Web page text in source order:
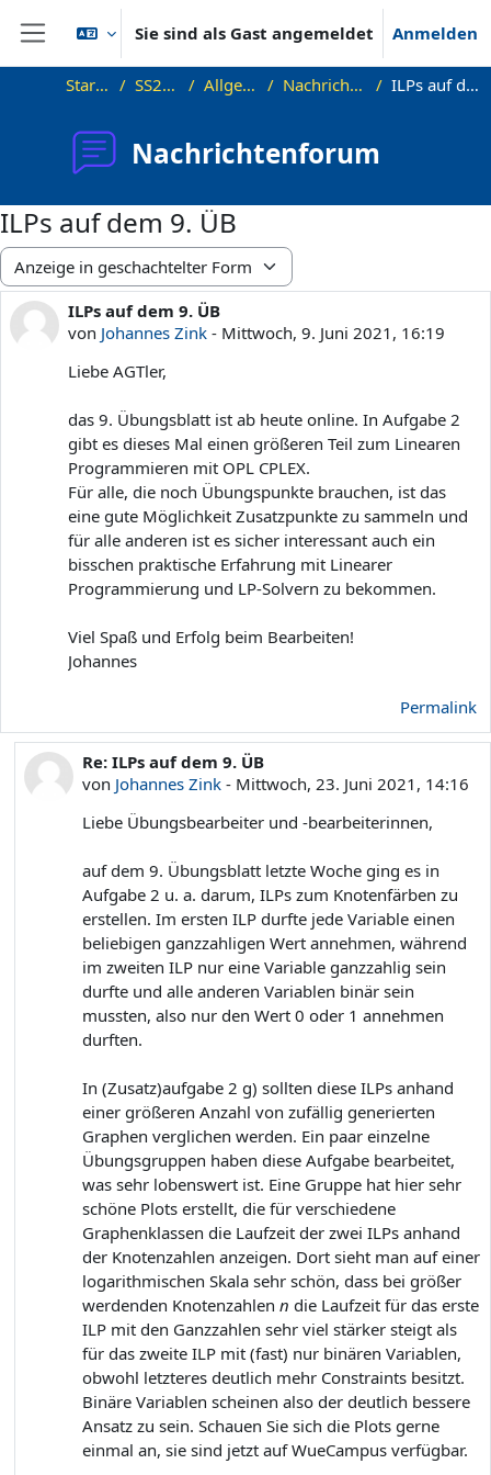
Zum Hauptinhalt
Website-Übersicht
Sie sind als Gast angemeldet Anmelden
Startseite SS21_AGT Allgemeines Nachrichtenforum ILPs auf dem 9. ÜB
Nachrichtenforum
ILPs auf dem 9. ÜB
Anzeigemodus
ILPs auf dem 9. ÜB
von Johannes Zink - Mittwoch, 9. Juni 2021, 16:19
Anzahl Antworten: 1
Liebe AGTler,
das 9. Übungsblatt ist ab heute online. In Aufgabe 2
gibt es dieses Mal einen größeren Teil zum Linearen
Programmieren mit OPL CPLEX.
Für alle, die noch Übungspunkte brauchen, ist das
eine gute Möglichkeit Zusatzpunkte zu sammeln und
für alle anderen ist es sicher interessant auch ein
bisschen praktische Erfahrung mit Linearer
Programmierung und LP-Solvern zu bekommen.
Viel Spaß und Erfolg beim Bearbeiten!
Johannes
Permalink
Als Antwort auf Johannes Zink
Re: ILPs auf dem 9. ÜB
von Johannes Zink - Mittwoch, 23. Juni 2021, 14:16
Liebe Übungsbearbeiter und -bearbeiterinnen,
auf dem 9. Übungsblatt letzte Woche ging es in
Aufgabe 2 u. a. darum, ILPs zum Knotenfärben zu
erstellen. Im ersten ILP durfte jede Variable einen
beliebigen ganzzahligen Wert annehmen, während
im zweiten ILP nur eine Variable ganzzahlig sein
durfte und alle anderen Variablen binär sein
mussten, also nur den Wert 0 oder 1 annehmen
durften.
In (Zusatz)aufgabe 2 g) sollten diese ILPs anhand
einer größeren Anzahl von zufällig generierten
Graphen verglichen werden. Ein paar einzelne
Übungsgruppen haben diese Aufgabe bearbeitet,
was sehr lobenswert ist. Eine Gruppe hat hier sehr
schöne Plots erstellt, die für verschiedene
Graphenklassen die Laufzeit der zwei ILPs anhand
der Knotenzahlen anzeigen. Dort sieht man auf einer
logarithmischen Skala sehr schön, dass bei größer
werdenden Knotenzahlenndie Laufzeit für das erste
ILP mit den Ganzzahlen sehr viel stärker steigt als
für das zweite ILP mit (fast) nur binären Variablen,
obwohl letzteres deutlich mehr Constraints besitzt.
Binäre Variablen scheinen also der deutlich bessere
Ansatz zu sein. Schauen Sie sich die Plots gerne
einmal an, sie sind jetzt auf WueCampus verfügbar.